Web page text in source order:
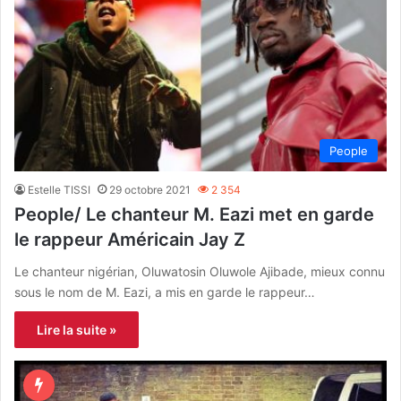
People
Estelle TISSI 29 octobre 2021 2 354
People/ Le chanteur M. Eazi met en garde
le rappeur Américain Jay Z
Le chanteur nigérian, Oluwatosin Oluwole Ajibade, mieux connu
sous le nom de M. Eazi, a mis en garde le rappeur…
Lire la suite »